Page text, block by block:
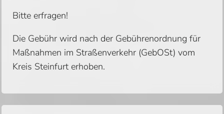
Bitte erfragen!
Die Gebühr wird nach der Gebührenordnung für
Maßnahmen im Straßenverkehr (GebOSt) vom
Kreis Steinfurt erhoben.